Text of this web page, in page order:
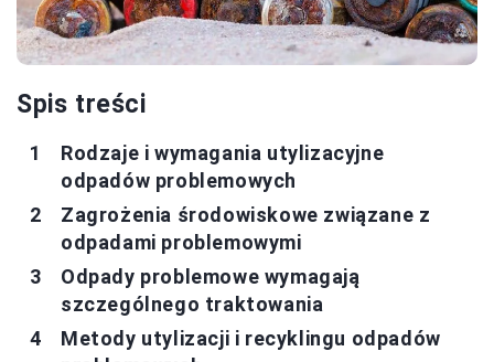
Spis treści
Rodzaje i wymagania utylizacyjne
odpadów problemowych
Zagrożenia środowiskowe związane z
odpadami problemowymi
Odpady problemowe wymagają
szczególnego traktowania
Metody utylizacji i recyklingu odpadów